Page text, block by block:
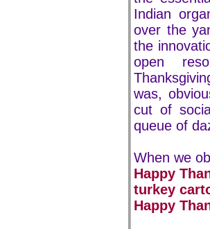
Indian
over the
the
open
was,
cut of
queue of
When we
Happy
turkey
Happy